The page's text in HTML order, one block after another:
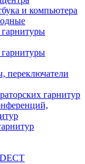
и компьютера
переключатели
гарнитур